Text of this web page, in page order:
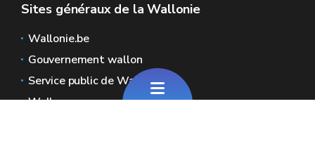
Sites généraux de la Wallonie
Wallonie.be
Gouvernement wallon
Service public de Wallonie
Wallex